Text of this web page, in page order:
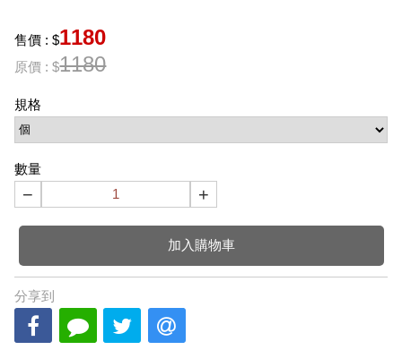
售價 : $1180
原價 : $1180
規格
數量
− +
加入購物車
分享到